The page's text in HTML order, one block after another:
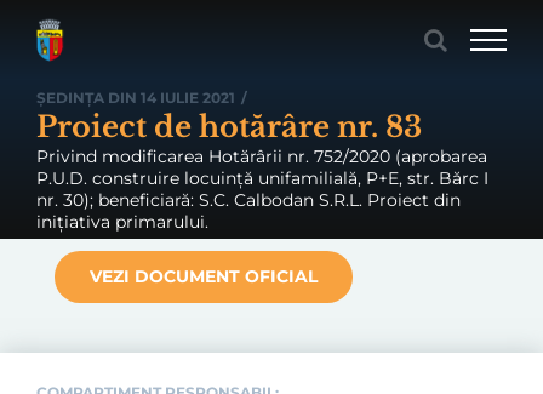
ȘEDINȚA DIN 14 IULIE 2021 /
Proiect de hotărâre nr. 83
Privind modificarea Hotărârii nr. 752/2020 (aprobarea
P.U.D. construire locuință unifamilială, P+E, str. Bărc I
nr. 30); beneficiară: S.C. Calbodan S.R.L. Proiect din
inițiativa primarului.
VEZI DOCUMENT OFICIAL